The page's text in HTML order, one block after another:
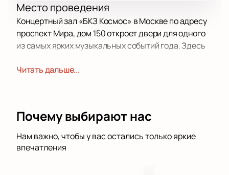
Место проведения
Концертный зал «БКЗ Космос» в Москве по адресу
проспект Мира, дом 150 откроет двери для одного
из самых ярких музыкальных событий года. Здесь
талантливого артиста.
Алексей Архиповский — музыкант, который
поражает публику своим мастерством. Его шоу
собирают поклонников по всему миру. На сцене он
создает неповторимую атмосферу и каждый раз
Читать дальше...
Почему выбирают нас
Нам важно, чтобы у вас остались только яркие
впечатления